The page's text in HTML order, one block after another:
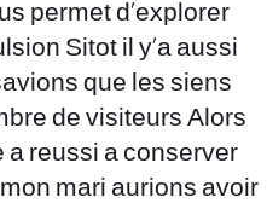
permet d’explorer
Sitot il y’a aussi
que les siens
de visiteurs Alors
a reussi a conserver
mari aurions avoir